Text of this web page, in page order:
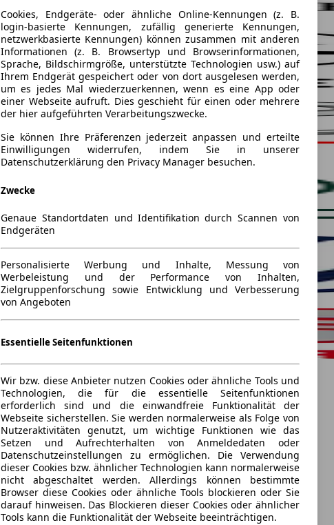
Cookies, Endgeräte- oder ähnliche Online-Kennungen (z. B.
login-basierte Kennungen, zufällig generierte Kennungen,
netzwerkbasierte Kennungen) können zusammen mit anderen
Informationen (z. B. Browsertyp und Browserinformationen,
Sprache, Bildschirmgröße, unterstützte Technologien usw.) auf
Ihrem Endgerät gespeichert oder von dort ausgelesen werden,
um es jedes Mal wiederzuerkennen, wenn es eine App oder
einer Webseite aufruft. Dies geschieht für einen oder mehrere
der hier aufgeführten Verarbeitungszwecke.
Sie können Ihre Präferenzen jederzeit anpassen und erteilte
Einwilligungen widerrufen, indem Sie in unserer
Datenschutzerklärung den Privacy Manager besuchen.
Zwecke
Genaue Standortdaten und Identifikation durch Scannen von
Endgeräten
Personalisierte Werbung und Inhalte, Messung von
Werbeleistung und der Performance von Inhalten,
Zielgruppenforschung sowie Entwicklung und Verbesserung
von Angeboten
Essentielle Seitenfunktionen
Wir bzw. diese Anbieter nutzen Cookies oder ähnliche Tools und
Technologien, die für die essentielle Seitenfunktionen
erforderlich sind und die einwandfreie Funktionalität der
Webseite sicherstellen. Sie werden normalerweise als Folge von
Nutzeraktivitäten genutzt, um wichtige Funktionen wie das
Setzen und Aufrechterhalten von Anmeldedaten oder
Datenschutzeinstellungen zu ermöglichen. Die Verwendung
dieser Cookies bzw. ähnlicher Technologien kann normalerweise
nicht abgeschaltet werden. Allerdings können bestimmte
Browser diese Cookies oder ähnliche Tools blockieren oder Sie
darauf hinweisen. Das Blockieren dieser Cookies oder ähnlicher
Tools kann die Funktionalität der Webseite beeinträchtigen.